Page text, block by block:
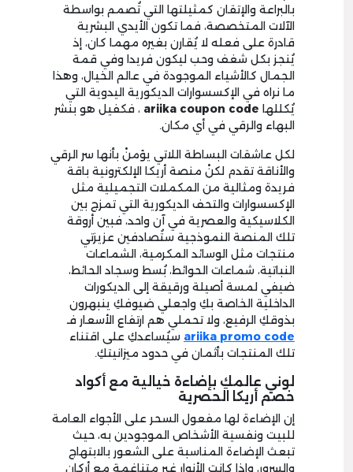
بالبراعة والإتقان كمثيلتها التي تُصمم بواسطة
الآلات المتخصصة، فما تكون الأيدي البشرية
قادرة على فعله لا يُقارن بغيره مهما كان، إذ
يُنجز بكل شغف وحب ليكون فريدا وفي قمة
الجمال كالأشياء الموجودة في عالم الخيال، وهذا
ما نراه في الإكسسوارات الديكورية اليدوية التي
يُكللها ariika coupon code ، فكفيل هو بنشر
البهاء والرقي في أي مكان.
لكل عاشقات البساطة اللاتي يؤمنْ بأنها سر الرقي
والأناقة تقدم لكنْ منصة أريكا الإلكترونية باقة
فريدة ومثالية من المكملات التجميلية مثل
الإكسسوارات والتحف الديكورية التي تمزج بين
الكلاسيكية والعصرية في آن واحد، فبين أروقة
تلك المنصة النموذجية ستُصادفين عزيزتي
منتجات مثل الوسائد المكرمية، الشماعات
النباتية، شماعات الحوائط، بُسط وسجاد الحائط،
ضيفي لمسة أصيلة ورقيقة إلى الديكورات
الداخلية الخاصة بكِ واجعلي ضيوفكِ ينبهرون
بذوقكِ الرفيع، ولا تحملي هم ارتفاع الأسعار فـ
ariika promo code سيُساعدكِ على اقتناء
تلك المنتجات بأثمان في حدود ميزانيتكِ.
لوني عالمكِ بإضاءة خيالية مع أكواد
خصم أريكا الحصرية
إن الإضاءة لها مفعول السحر على الأجواء العامة
للبيت ونفسية الأشخاص الموجودين به، حيث
تبعث الإضاءة المناسبة على الشعور بالابتهاج
والسرور، وإذا كانت الأنوار غير متناغمة مع أركان